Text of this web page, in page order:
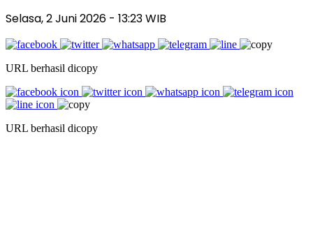
Selasa, 2 Juni 2026 - 13:23 WIB
URL berhasil dicopy
URL berhasil dicopy